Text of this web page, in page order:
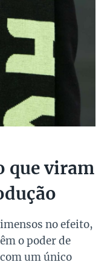
que viram
no efeito,
o poder de
um único